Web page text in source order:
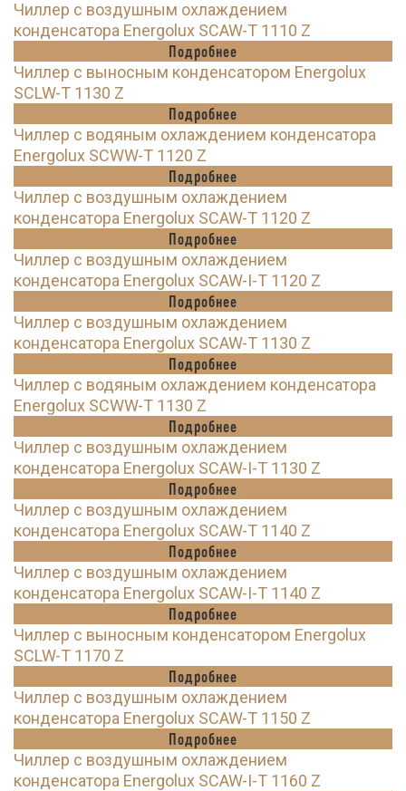
Чиллер с воздушным охлаждением
конденсатора Energolux SCAW-T 1110 Z
Подробнее
Чиллер с выносным конденсатором Energolux
SCLW-T 1130 Z
Подробнее
Чиллер с водяным охлаждением конденсатора
Energolux SCWW-T 1120 Z
Подробнее
Чиллер с воздушным охлаждением
конденсатора Energolux SCAW-T 1120 Z
Подробнее
Чиллер с воздушным охлаждением
конденсатора Energolux SCAW-I-T 1120 Z
Подробнее
Чиллер с воздушным охлаждением
конденсатора Energolux SCAW-T 1130 Z
Подробнее
Чиллер с водяным охлаждением конденсатора
Energolux SCWW-T 1130 Z
Подробнее
Чиллер с воздушным охлаждением
конденсатора Energolux SCAW-I-T 1130 Z
Подробнее
Чиллер с воздушным охлаждением
конденсатора Energolux SCAW-T 1140 Z
Подробнее
Чиллер с воздушным охлаждением
конденсатора Energolux SCAW-I-T 1140 Z
Подробнее
Чиллер с выносным конденсатором Energolux
SCLW-T 1170 Z
Подробнее
Чиллер с воздушным охлаждением
конденсатора Energolux SCAW-T 1150 Z
Подробнее
Чиллер с воздушным охлаждением
конденсатора Energolux SCAW-I-T 1160 Z